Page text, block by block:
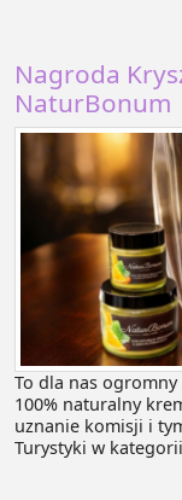
Nagroda
NaturBonum
To dla nas
100% naturalny
uznanie komisji i
Turystyki w